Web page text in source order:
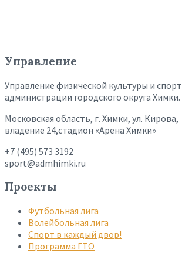
Управление
Управление физической культуры и
администрации городского округа Химки.
Московская область, г. Химки, ул. Кирова,
владение 24,стадион «Арена Химки»
+7 (495) 573 3192
sport@admhimki.ru
Проекты
Футбольная лига
Волейбольная лига
Спорт в каждый двор!
Программа ГТО